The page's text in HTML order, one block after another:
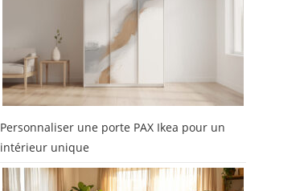
Personnaliser une porte PAX Ikea pour un
intérieur unique